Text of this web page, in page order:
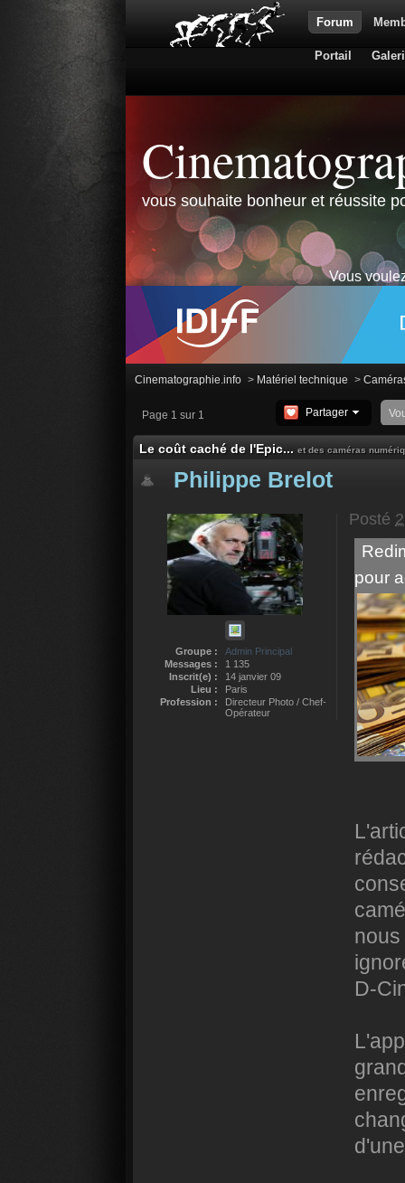
Forum
Portail
vous souhaite bonheur et réussite
Vous
Cinematographie.info > Matériel technique >
Page 1 sur 1 Partager
Le coût caché de l'Epic... et des caméras
Philippe Brelot
Groupe :
Admin Principal
Messages :
1 135
Inscrit(e) :
14 janvier 09
Lieu :
Paris
Profession :
Directeur Photo / Chef-
Opérateur
Posté
pour
D-